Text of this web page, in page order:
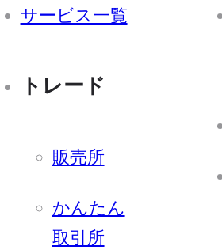
サービス一覧
トレード
販売所
かんたん
取引所